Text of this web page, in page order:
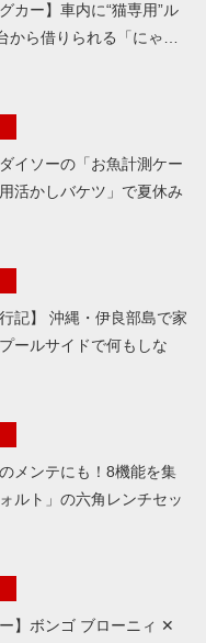
カー】車内に“猫専用”ル
から借りられる「にゃ…
イソーの「お魚計測ケー
活かしバケツ」で夏休み
記】 沖縄・伊良部島で家
ールサイドで何もしな
のメンテにも！8機能を集
ルト」の六角レンチセッ
ー】ボンゴ ブローニィ ✕